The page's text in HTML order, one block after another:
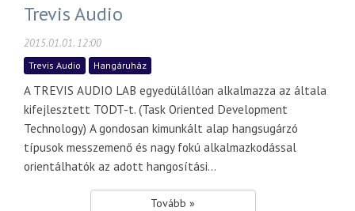
Trevis Audio
2015.01.01. 12:00
Trevis Audio Hangáruház
A TREVIS AUDIO LAB egyedülállóan alkalmazza az általa
kifejlesztett TODT-t. (Task Oriented Development
Technology) A gondosan kimunkált alap hangsugárzó
típusok messzemenő és nagy fokú alkalmazkodással
orientálhatók az adott hangosítási...
Tovább »